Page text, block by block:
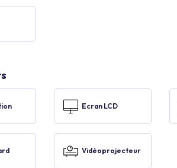
Ecran LCD
Vidéoprojecteur